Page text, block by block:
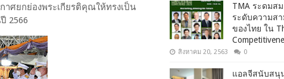
าศยกย่องพระเกียรติคุณให้ทรงเป็น
2566
TMA ระดมส
ระดับความส
ของไทย ใน
สิงหาคม 20, 2563 0
แอลจีสนับสนุ